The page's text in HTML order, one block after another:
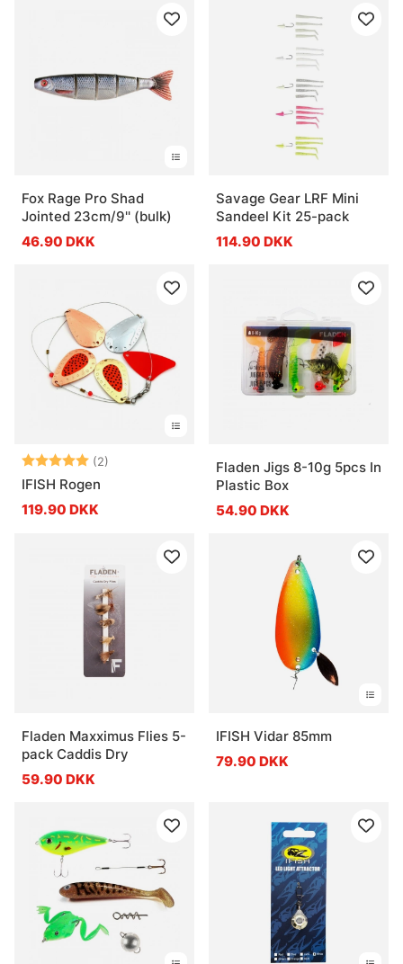
Fox Rage Pro Shad
Jointed 23cm/9'' (bulk)
46.90 DKK
Savage Gear LRF Mini
Sandeel Kit 25-pack
114.90 DKK
Vurdering: (2)
5.0 ud af 5 stjerner
IFISH Rogen
119.90 DKK
Fladen Jigs 8-10g 5pcs In
Plastic Box
54.90 DKK
Fladen Maxximus Flies 5-
pack Caddis Dry
59.90 DKK
IFISH Vidar 85mm
79.90 DKK